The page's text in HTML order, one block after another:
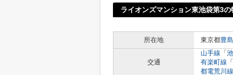
ライオンズマンション東池袋第3の
所在地
東京都豊
交通
山手線 「
有楽町線 「
都電荒川線